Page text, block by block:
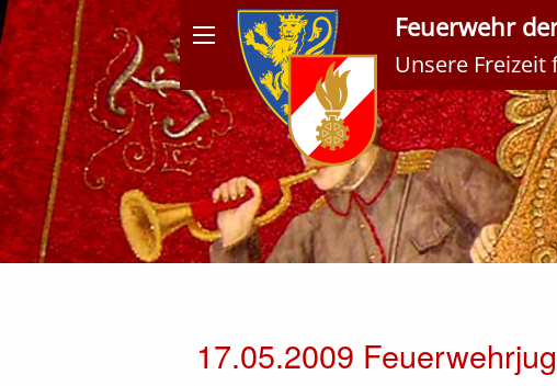
Feuerwehr
Unsere Freizeit
17.05.2009